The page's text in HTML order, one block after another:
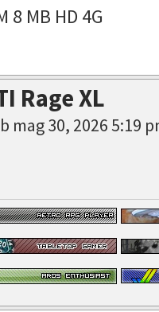
8 MB HD 4G
Rage XL
mag 30, 2026 5:19